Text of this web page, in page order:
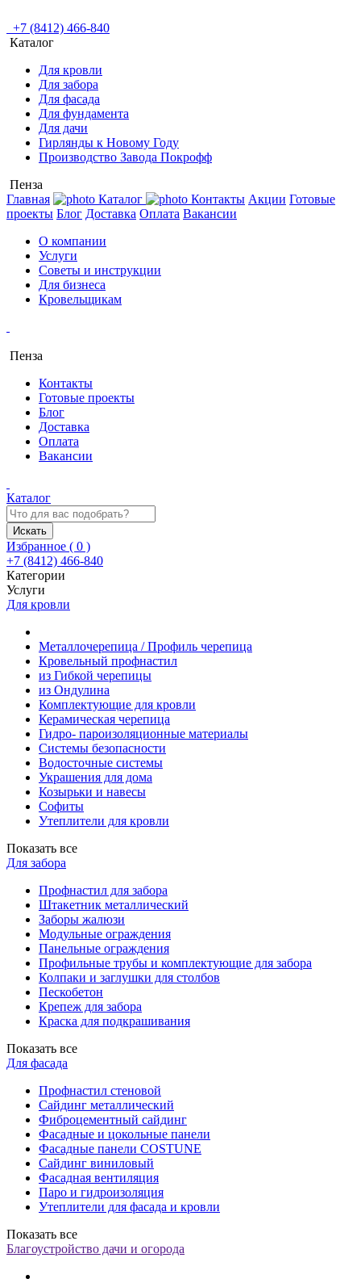
+7 (8412) 466-840
Каталог
Для кровли
Для забора
Для фасада
Для фундамента
Для дачи
Гирлянды к Новому Году
Производство Завода Покрофф
Пенза
Главная
Каталог Контакты Акции Готовые
проекты Блог Доставка Оплата Вакансии
О компании
Услуги
Советы и инструкции
Для бизнеса
Кровельщикам
Пенза
Контакты
Готовые проекты
Блог
Доставка
Оплата
Вакансии
Каталог
Искать
Избранное ( 0 )
+7 (8412) 466-840
Категории
Услуги
Для кровли
Металлочерепица / Профиль черепица
Кровельный профнастил
из Гибкой черепицы
из Ондулина
Комплектующие для кровли
Керамическая черепица
Гидро- пароизоляционные материалы
Системы безопасности
Водосточные системы
Украшения для дома
Козырьки и навесы
Софиты
Утеплители для кровли
Показать все
Для забора
Профнастил для забора
Штакетник металлический
Заборы жалюзи
Модульные ограждения
Панельные ограждения
Профильные трубы и комплектующие для забора
Колпаки и заглушки для столбов
Пескобетон
Крепеж для забора
Краска для подкрашивания
Показать все
Для фасада
Профнастил стеновой
Сайдинг металлический
Фиброцементный сайдинг
Фасадные и цокольные панели
Фасадные панели COSTUNE
Сайдинг виниловый
Фасадная вентиляция
Паро и гидроизоляция
Утеплители для фасада и кровли
Показать все
Благоустройство дачи и огорода